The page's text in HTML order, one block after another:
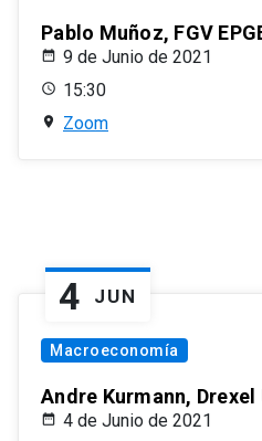
Pablo Muñoz, FGV
9 de Junio de 2021
15:30
Zoom
4 JUN
Macroeconomía
Andre Kurmann,
4 de Junio de 2021